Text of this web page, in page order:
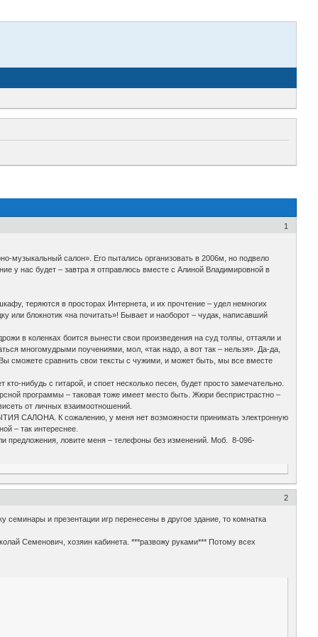
1
музыкальный салон». Его пытались организовать в 2006м, но подвело
у нас будет – завтра я отправлюсь вместе с Алиной Владимировной в
теряются в просторах Интернета, и их прочтение – удел немногих
или блокнотик «на почитать»! Бывает и наоборот – чудак, написавший
в коленках боится вынести свои произведения на суд толпы, оттаяли и
многомудрыми поучениями, мол, «так надо, а вот так – нельзя». Да-да,
сможете сравнить свои тексты с чужими, и может быть, мы все вместе
нибудь с гитарой, и споет несколько песен, будет просто замечательно.
программы – таковая тоже имеет место быть. Жюри беспристрастно –
от личных взаимоотношений.
САЛОНА. К сожалению, у меня нет возможности принимать электронную
– так интереснее.
предложения, ловите меня – телефоны без изменений. Моб. 8-096-
2
и презентации игр перенесены в другое здание, то комнатка
Семенович, хозяин кабинета. ***развожу руками*** Потому всех